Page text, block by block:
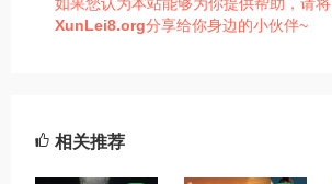
XunLei8.org分享给你身边的小伙伴~
相关推荐